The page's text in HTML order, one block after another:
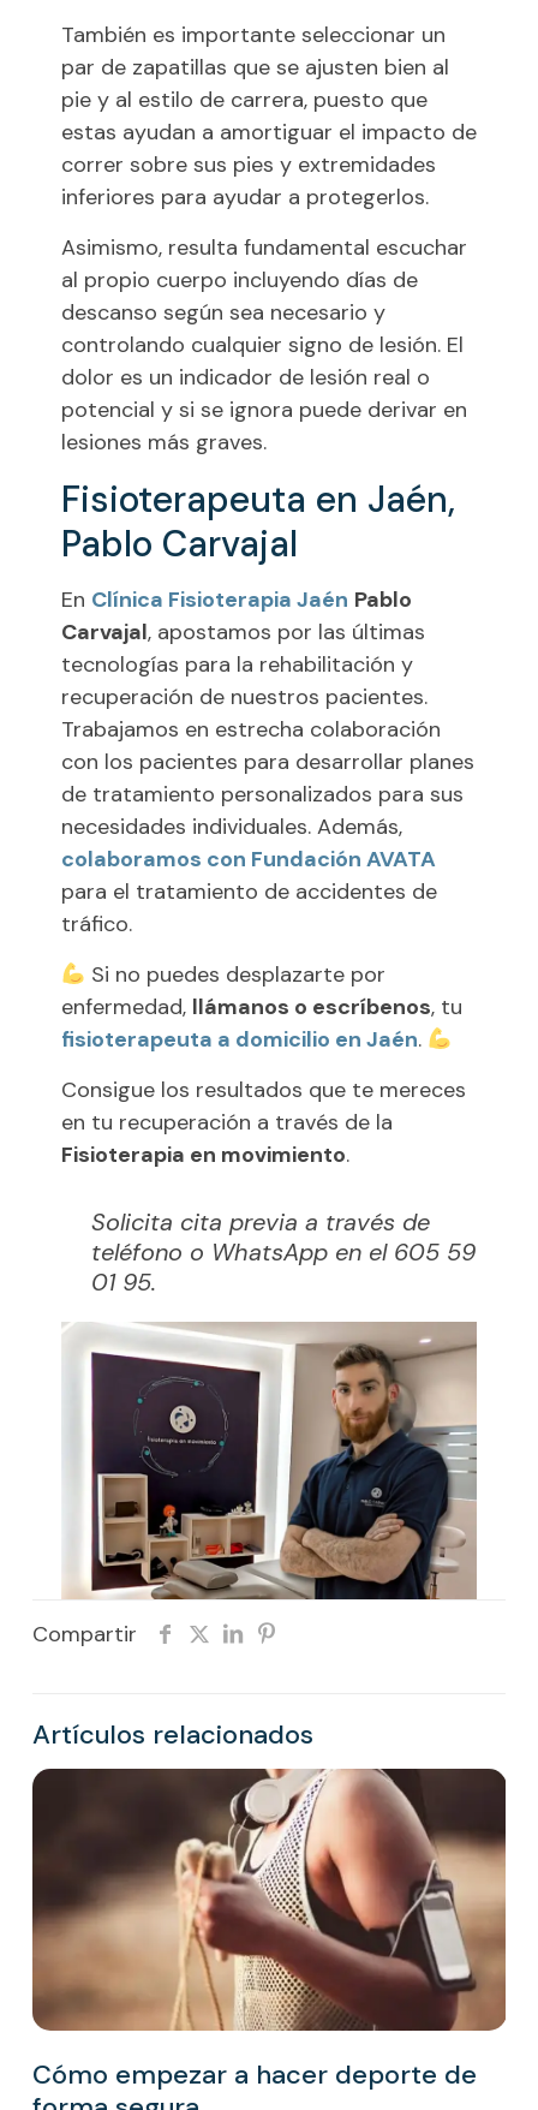
También es importante seleccionar un
par de zapatillas que se ajusten bien al
pie y al estilo de carrera, puesto que
estas ayudan a amortiguar el impacto de
correr sobre sus pies y extremidades
inferiores para ayudar a protegerlos.
Asimismo, resulta fundamental escuchar
al propio cuerpo incluyendo días de
descanso según sea necesario y
controlando cualquier signo de lesión. El
dolor es un indicador de lesión real o
potencial y si se ignora puede derivar en
lesiones más graves.
Fisioterapeuta en Jaén,
Pablo Carvajal
En Clínica Fisioterapia Jaén Pablo
Carvajal, apostamos por las últimas
tecnologías para la rehabilitación y
recuperación de nuestros pacientes.
Trabajamos en estrecha colaboración
con los pacientes para desarrollar planes
de tratamiento personalizados para sus
necesidades individuales. Además,
colaboramos con Fundación AVATA
para el tratamiento de accidentes de
tráfico.
Si no puedes desplazarte por
enfermedad, llámanos o escríbenos, tu
fisioterapeuta a domicilio en Jaén.
Consigue los resultados que te mereces
en tu recuperación a través de la
Fisioterapia en movimiento.
Solicita cita previa a través de
teléfono o WhatsApp en el 605 59
01 95.
Compartir
Artículos relacionados
Cómo empezar a hacer deporte de